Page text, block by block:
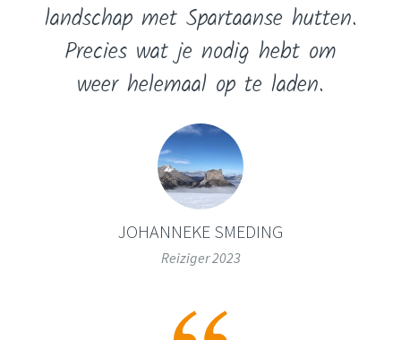
landschap met Spartaanse hutten.
Precies wat je nodig hebt om
weer helemaal op te laden.
JOHANNEKE SMEDING
Reiziger 2023